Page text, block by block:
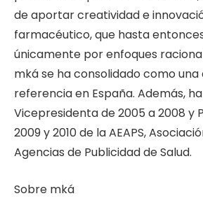
de aportar creatividad e
farmacéutico, que hasta
únicamente por enfoques
mká se ha consolidado como una
referencia en España. Además,
Vicepresidenta de 2005 a 2008 y
2009 y 2010 de la AEAPS,
Agencias de Publicidad de Salud.
Sobre mká